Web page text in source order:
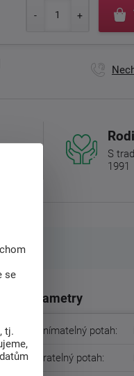
S
1991
Parametry
Snímatelný potah:
Pratelný potah:
se
tj.